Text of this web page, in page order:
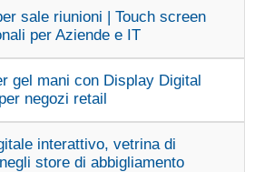
sale riunioni | Touch screen
per Aziende e IT
gel mani con Display Digital
negozi retail
interattivo, vetrina di
store di abbigliamento